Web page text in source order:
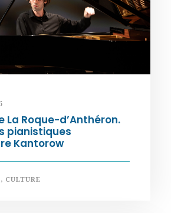
La Roque-d’Anthéron.
pianistiques
Kantorow
, CULTURE